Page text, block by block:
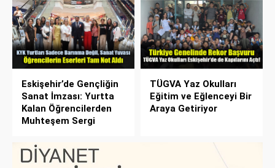
Eskişehir’de Gençliğin
Sanat İmzası: Yurtta
Kalan Öğrencilerden
Muhteşem Sergi
TÜGVA Yaz Okulları
Eğitim ve Eğlenceyi Bir
Araya Getiriyor